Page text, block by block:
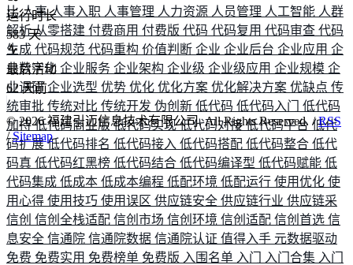
比人事人事入职 人事管理 人力资源 人员管理 人工智能 人群
解析从零搭建 付费商用 付费版 代码 代码复用 代码审查 代码
生成 代码规范 代码重构 价值判断 企业 企业后台 企业应用 企
业数字化 企业服务 企业架构 企业级 企业级应用 企业规模 企
业调研企业选型 优势 优化 优化方案 优化解决方案 优缺点 传
统审批 传统对比 传统开发 伪创新 低代码 低代码入门 低代码
加持低代码商业版低代码实现低代码对接低代码平台 低代
码扩展低代码排名 低代码接入 低代码搭配 低代码整合 低代
码真 低代码红黑榜 低代码结合 低代码编译型 低代码赋能 低
代码集成 低成本 低成本编程 低配环境 低配运行 使用优化 使
用心得 使用技巧 使用误区 供应链安全 供应链行业 供应链采
信创 信创全栈适配 信创市场 信创环境 信创适配 信创首选 信
息安全 信通院 信通院数据 信通院认证 值得入手 元数据驱动
免费 免费实用 免费榜单 免费版 入围名单 入门 入门合集 入门
运行时长
583 天
最后活动
62 天前
©2026福建引迈信息技术有限公司. All Rights Reserved. /RSS
/Sitemap